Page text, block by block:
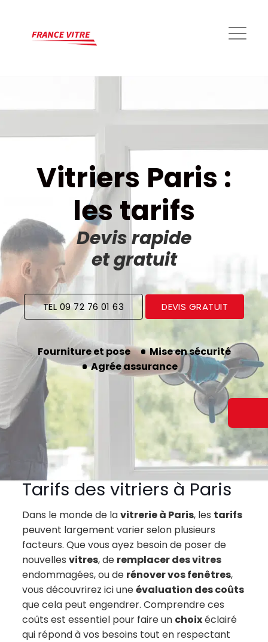
Vitriers Paris :
les tarifs
Devis rapide
et gratuit
TEL 09 72 76 01 63 DEVIS GRATUIT
Fourniture et pose
Mise en sécurité
Agrée assurance
Tarifs des vitriers à Paris
Dans le monde de lavitrerie à Paris, les tarifs
peuvent largement varier selon plusieurs
facteurs. Que vous ayez besoin de poser de
nouvelles vitres, de remplacer des vitres
endommagées, ou de rénover vos fenêtres,
vous découvrirez ici uneévaluation des coûts
que cela peut engendrer. Comprendre ces
coûts est essentiel pour faire un choixéclairé
qui répond à vos besoins tout en respectant